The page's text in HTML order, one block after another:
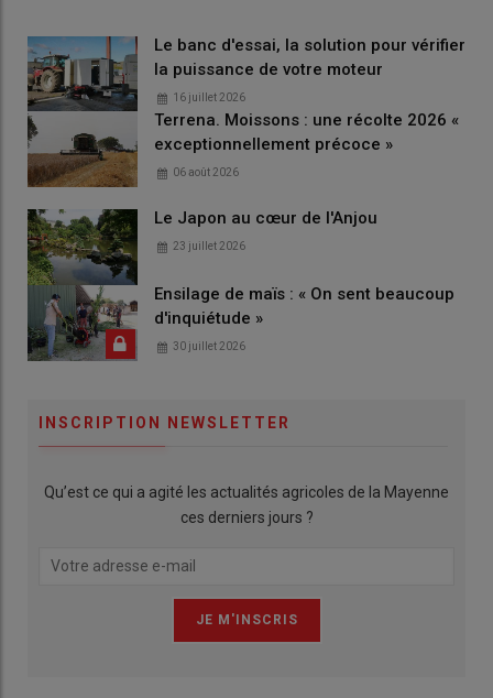
Le banc d'essai, la solution pour vérifier
la puissance de votre moteur
16 juillet 2026
Terrena. Moissons : une récolte 2026 «
exceptionnellement précoce »
06 août 2026
Le Japon au cœur de l'Anjou
23 juillet 2026
Ensilage de maïs : « On sent beaucoup
d'inquiétude »
30 juillet 2026
INSCRIPTION NEWSLETTER
Qu’est ce qui a agité les actualités agricoles de la Mayenne
ces derniers jours ?